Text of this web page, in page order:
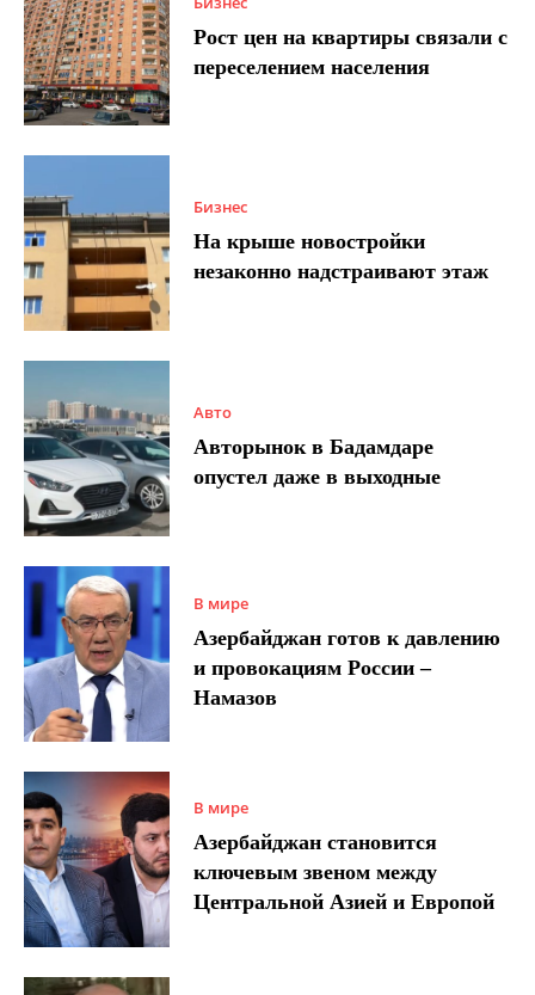
Рост цен на квартиры связали с
переселением населения
Бизнес
На крыше новостройки
незаконно надстраивают этаж
Авто
Авторынок в Бадамдаре
опустел даже в выходные
В мире
Азербайджан готов к давлению
и провокациям России –
Намазов
В мире
Азербайджан становится
ключевым звеном между
Центральной Азией и Европой